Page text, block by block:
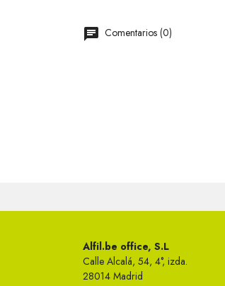
Comentarios (0)
Alfil.be office, S.L
Calle Alcalá, 54, 4°, izda.
28014 Madrid